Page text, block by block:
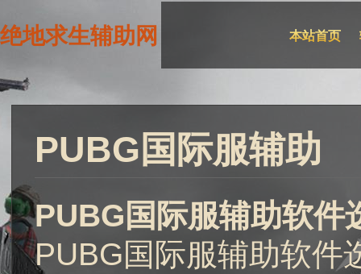
绝地求生辅助网 本站首页
PUBG国际服辅助
PUBG国际服辅助软件
PUBG国际服辅助软件